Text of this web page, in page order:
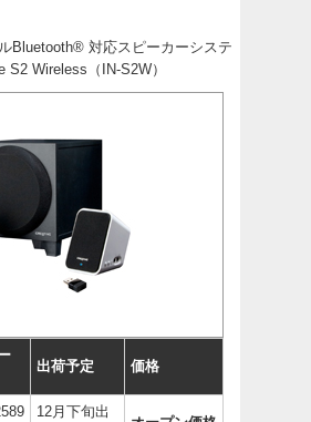
Bluetooth® 対応スピーカーシステ
S2 Wireless（IN-S2W）
出荷予定 価格
12月下旬出